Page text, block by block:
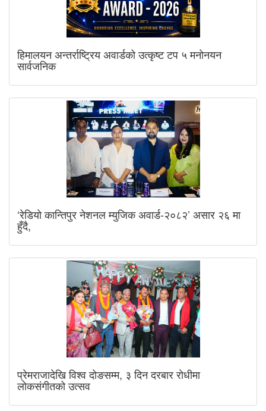
हिमालयन अन्तर्राष्ट्रिय अवार्डको उत्कृष्ट टप ५ मनोनयन
सार्वजनिक
‘रेडियो कान्तिपुर नेशनल म्युजिक अवार्ड-२०८२’ असार २६ मा
हुँदै,
प्रेमराजादेखि विश्व दोङसम्म, ३ दिन दरबार रोधीमा
लोकसंगीतको उत्सव